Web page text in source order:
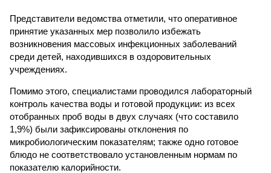
Представители ведомства отметили, что оперативное
принятие указанных мер позволило избежать
возникновения массовых инфекционных заболеваний
среди детей, находившихся в оздоровительных
учреждениях.
Помимо этого, специалистами проводился лабораторный
контроль качества воды и готовой продукции: из всех
отобранных проб воды в двух случаях (что составило
1,9%) были зафиксированы отклонения по
микробиологическим показателям; также одно готовое
блюдо не соответствовало установленным нормам по
показателю калорийности.